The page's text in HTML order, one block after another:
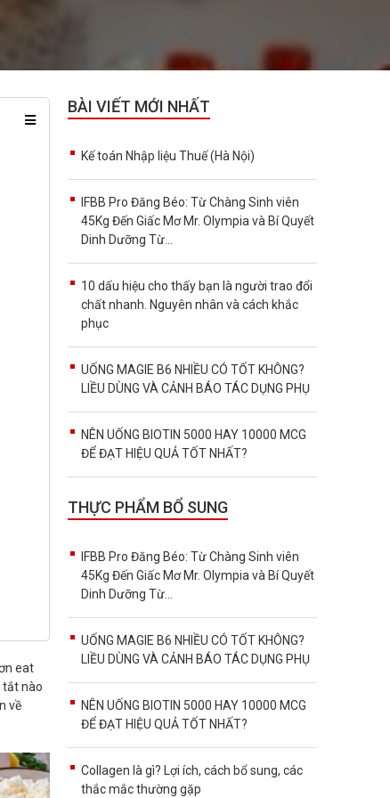
eat
tắt nào
về
BÀI VIẾT MỚI NHẤT
Kế toán Nhập liệu Thuế (Hà Nội)
IFBB Pro Đăng Béo: Từ Chàng Sinh viên
45Kg Đến Giấc Mơ Mr. Olympia và Bí Quyết
Dinh Dưỡng Từ...
10 dấu hiệu cho thấy bạn là người trao đổi
chất nhanh. Nguyên nhân và cách khắc
phục
UỐNG MAGIE B6 NHIỀU CÓ TỐT KHÔNG?
LIỀU DÙNG VÀ CẢNH BÁO TÁC DỤNG PHỤ
NÊN UỐNG BIOTIN 5000 HAY 10000 MCG
ĐỂ ĐẠT HIỆU QUẢ TỐT NHẤT?
THỰC PHẨM BỔ SUNG
IFBB Pro Đăng Béo: Từ Chàng Sinh viên
45Kg Đến Giấc Mơ Mr. Olympia và Bí Quyết
Dinh Dưỡng Từ...
UỐNG MAGIE B6 NHIỀU CÓ TỐT KHÔNG?
LIỀU DÙNG VÀ CẢNH BÁO TÁC DỤNG PHỤ
NÊN UỐNG BIOTIN 5000 HAY 10000 MCG
ĐỂ ĐẠT HIỆU QUẢ TỐT NHẤT?
Collagen là gì? Lợi ích, cách bổ sung, các
thắc mắc thường gặp